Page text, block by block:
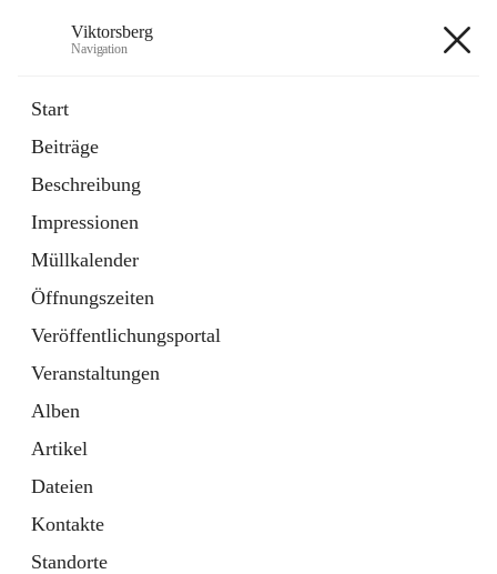
Viktorsberg
Navigation
Start
Beiträge
Beschreibung
Impressionen
Müllkalender
Öffnungszeiten
Veröffentlichungsportal
Veranstaltungen
Alben
Artikel
Dateien
Kontakte
Standorte
1 Schnellzugriff
Bürgerservice
10 Schnellzugriffe